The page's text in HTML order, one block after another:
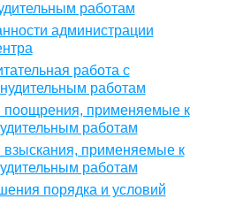
работам
администрации
работа с
работам
поощрения, применяемые к
работам
применяемые к
работам
порядка и условий